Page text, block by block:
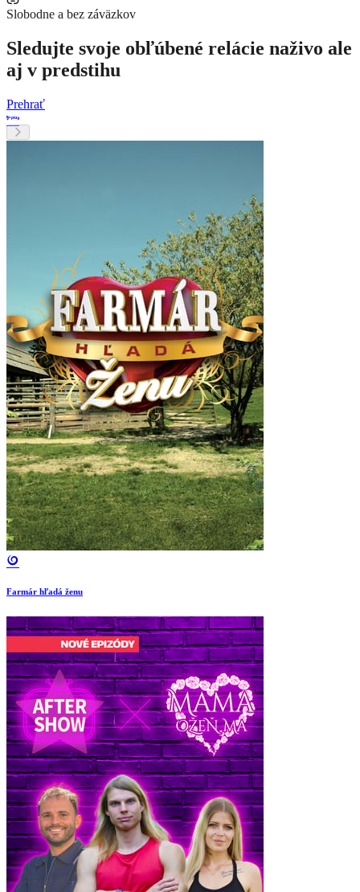
Slobodne a bez záväzkov
Sledujte svoje obľúbené relácie naživo ale
aj v predstihu
Prehrať
Farmár hľadá ženu